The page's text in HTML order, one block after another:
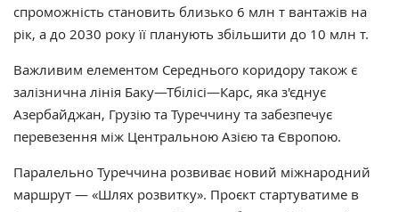
спроможність становить близько 6 млн т вантажів на
рік, а до 2030 року її планують збільшити до 10 млн т.
Важливим елементом Середнього коридору також є
залізнична лінія Баку—Тбілісі—Карс, яка з'єднує
Азербайджан, Грузію та Туреччину та забезпечує
перевезення між Центральною Азією та Європою.
Паралельно Туреччина розвиває новий міжнародний
маршрут — «Шлях розвитку». Проєкт стартуватиме в